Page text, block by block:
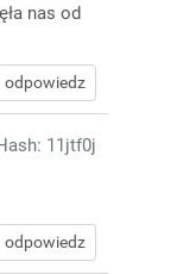
nas od
odpowiedz
11jtf0j
odpowiedz